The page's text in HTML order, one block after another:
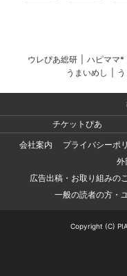
ウレぴあ総研 ハピママ*
うまいめし
チケットぴあ
会社案内
プライバシーポ
外
広告出稿・お取り組みの
一般の読者の方・
Copyright (C)